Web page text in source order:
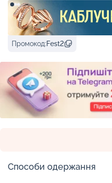
Промокод:Fest2
Способи одержання